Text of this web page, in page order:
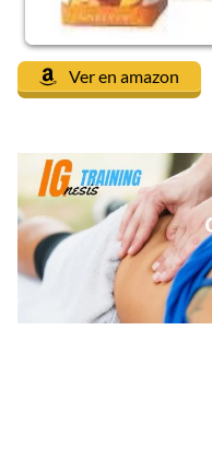
Ver en amazon